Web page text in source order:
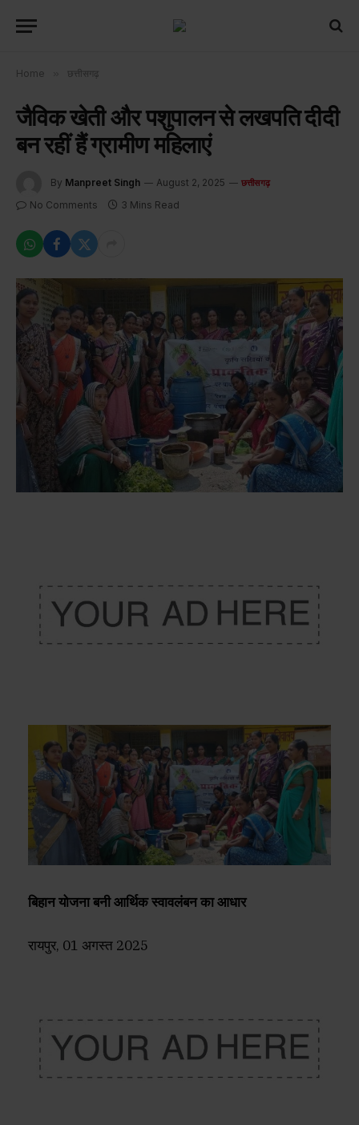
Home छत्तीसगढ़
जैविक खेती और पशुपालन से लखपति दीदी
बन रहीं हैं ग्रामीण महिलाएं
By Manpreet Singh August 2, 2025 छत्तीसगढ़
No Comments 3 Mins Read
बिहान योजना बनी आर्थिक स्वावलंबन का आधार
रायपुर, 01 अगस्त 2025